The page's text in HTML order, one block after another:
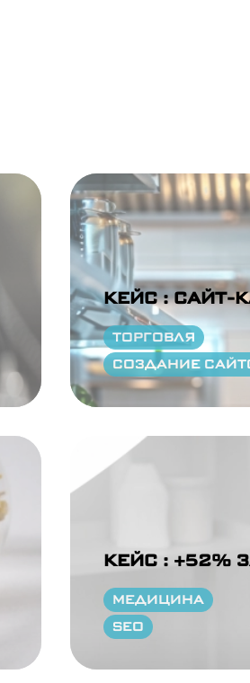
КЕЙС : САЙТ-
ТОРГОВЛЯ
СОЗДАНИЕ
КЕЙС : +52%
МЕДИЦИНА
SEO